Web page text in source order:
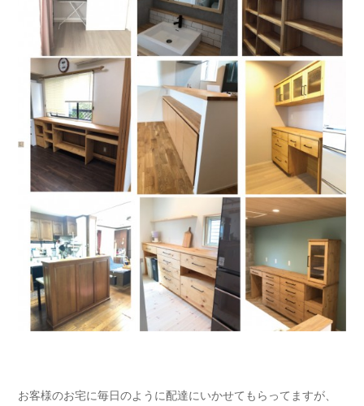
お客様のお宅に毎日のように配達にいかせてもらってますが、